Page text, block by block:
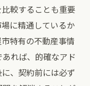
較することも重要
に精通しているか
特有の不動産事情
れば、的確なアド
、契約前には必ず